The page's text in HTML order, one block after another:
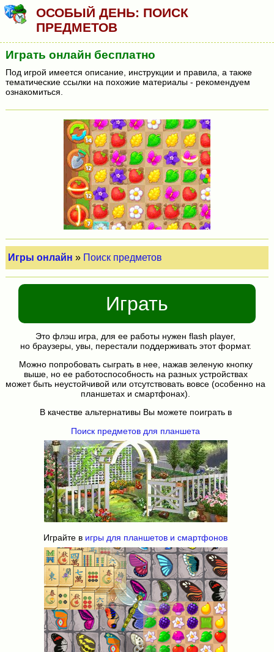
ОСОБЫЙ ДЕНЬ: ПОИСК
ПРЕДМЕТОВ
Играть онлайн бесплатно
Под игрой имеется описание, инструкции и правила, а также
тематические ссылки на похожие материалы - рекомендуем
ознакомиться.
Игры онлайн » Поиск предметов
Играть
Это флэш игра, для ее работы нужен flash player,
но браузеры, увы, перестали поддерживать этот формат.
Можно попробовать сыграть в нее, нажав зеленую кнопку
выше, но ее работоспособность на разных устройствах
может быть неустойчивой или отсутствовать вовсе (особенно на
планшетах и смартфонах).
В качестве альтернативы Вы можете поиграть в
Поиск предметов для планшета
Играйте в игры для планшетов и смартфонов